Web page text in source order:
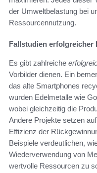
der Umweltbelastung bei
Ressourcennutzung.
Fallstudien erfolgreicher
Es gibt zahlreiche
Vorbilder dienen. Ein
das alte Smartphones
wurden Edelmetalle wie
wobei gleichzeitig die
Andere Projekte setzen auf
Effizienz der
Beispiele verdeutlichen,
Wiederverwendung von
wertvolle Ressourcen zu